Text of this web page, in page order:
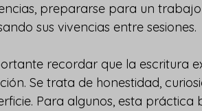
prepararse para un
sus vivencias entre sesiones.
recordar que la escritura
Se trata de honestidad,
Para algunos, esta